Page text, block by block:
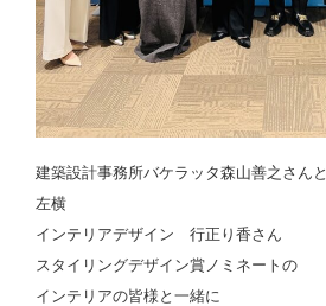
建築設計事務所バケラッタ森山善之さんと
左横
インテリアデザイン 行正り香さん
スタイリングデザイン賞ノミネートの
インテリアの皆様と一緒に